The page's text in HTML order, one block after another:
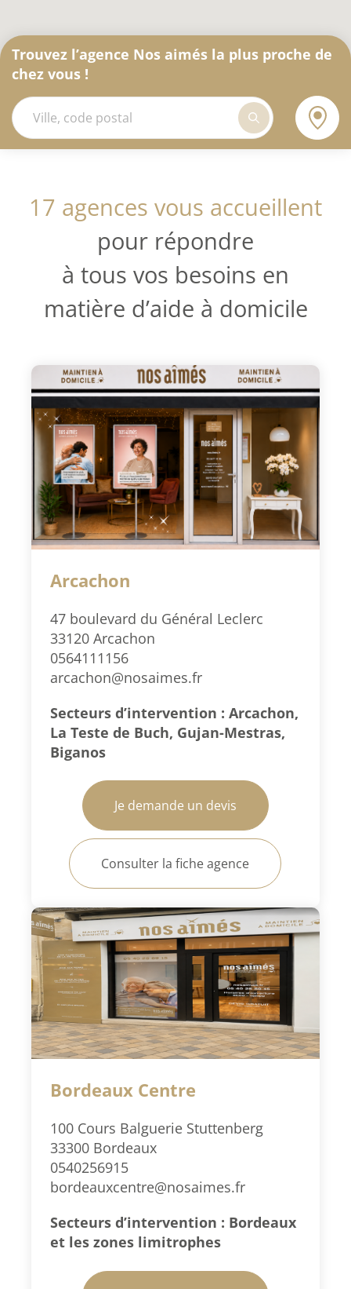
Trouvez l’agence Nos aimés la plus proche de
chez vous !
17 agences vous accueillent
pour répondre
à tous vos besoins en
matière d’aide à domicile
Arcachon
47 boulevard du Général Leclerc
33120 Arcachon
0564111156
arcachon@nosaimes.fr
Secteurs d’intervention : Arcachon,
La Teste de Buch, Gujan-Mestras,
Biganos
Je demande un devis
Consulter la fiche agence
Bordeaux Centre
100 Cours Balguerie Stuttenberg
33300 Bordeaux
0540256915
bordeauxcentre@nosaimes.fr
Secteurs d’intervention : Bordeaux
et les zones limitrophes